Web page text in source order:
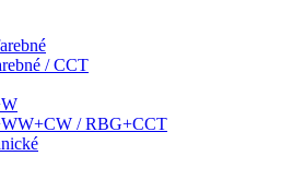
/ CCT
/ RBG+CCT